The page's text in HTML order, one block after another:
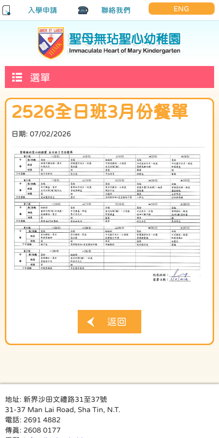
入學申請 聯絡我們 ENG
選單
2526全日班3月份餐單
日期: 07/02/2026
返回
地址: 新界沙田文禮路31至37號
31-37 Man Lai Road, Sha Tin, N.T.
電話: 2691 4882
傳真: 2608 0177